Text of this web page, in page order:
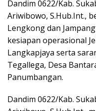
Dandim 0622/Kab.
Ariwibowo, S.Hub.Int.,
Lengkong dan
kesiapan operasional
Langkapjaya serta
Tegallega, Desa
Panumbangan.
​Dandim 0622/Kab.